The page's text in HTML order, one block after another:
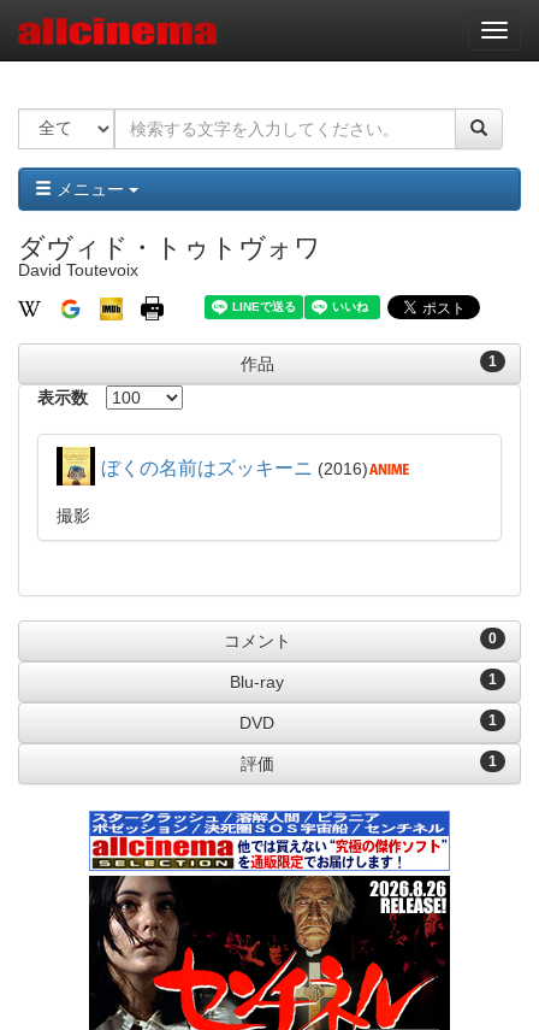
ナ
ビ
ー
ョ
ン
メニュー
ダヴィド・トゥトヴォワ
David Toutevoix
1
作品
表示数
ぼくの名前はズッキーニ 2016
撮影
0
コメント
1
Blu-ray
1
DVD
1
評価